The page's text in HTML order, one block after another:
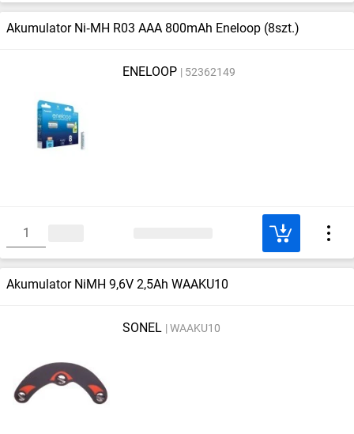
Akumulator Ni‑MH R03 AAA 800mAh Eneloop (8szt.)
ENELOOP 52362149
Akumulator NiMH 9,6V 2,5Ah WAAKU10
SONEL WAAKU10